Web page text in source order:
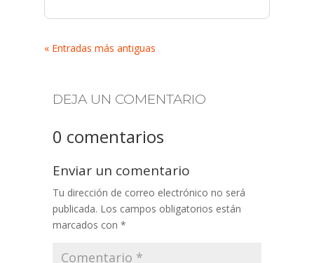
« Entradas más antiguas
DEJA UN COMENTARIO
0 comentarios
Enviar un comentario
Tu dirección de correo electrónico no será
publicada. Los campos obligatorios están
marcados con *